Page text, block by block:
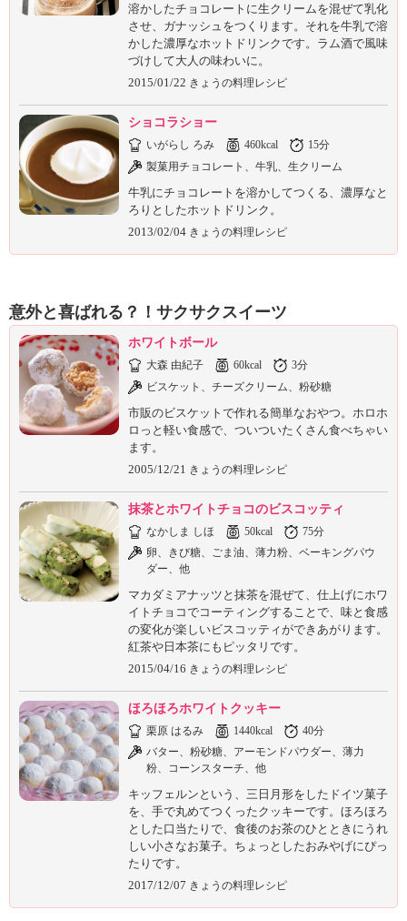
溶かしたチョコレートに生クリームを混ぜて乳化
させ、ガナッシュをつくります。それを牛乳で溶
かした濃厚なホットドリンクです。ラム酒で風味
づけして大人の味わいに。
2015/01/22 きょうの料理レシピ
ショコラショー
いがらし ろみ 460kcal
15分
製菓用チョコレート、牛乳、生クリーム
牛乳にチョコレートを溶かしてつくる、濃厚なと
ろりとしたホットドリンク。
2013/02/04 きょうの料理レシピ
意外と喜ばれる？！サクサクスイーツ
ホワイトボール
大森 由紀子 60kcal
3分
ビスケット、チーズクリーム、粉砂糖
市販のビスケットで作れる簡単なおやつ。ホロホ
ロっと軽い食感で、ついついたくさん食べちゃい
ます。
2005/12/21 きょうの料理レシピ
抹茶とホワイトチョコのビスコッティ
なかしま しほ 50kcal
75分
卵、きび糖、ごま油、薄力粉、ベーキングパウ
ダー、他
マカダミアナッツと抹茶を混ぜて、仕上げにホワ
イトチョコでコーティングすることで、味と食感
の変化が楽しいビスコッティができあがります。
紅茶や日本茶にもピッタリです。
2015/04/16 きょうの料理レシピ
ほろほろホワイトクッキー
栗原 はるみ 1440kcal
40分
バター、粉砂糖、アーモンドパウダー、薄力
粉、コーンスターチ、他
キッフェルンという、三日月形をしたドイツ菓子
を、手で丸めてつくったクッキーです。ほろほろ
とした口当たりで、食後のお茶のひとときにうれ
しい小さなお菓子。ちょっとしたおみやげにぴっ
たりです。
2017/12/07 きょうの料理レシピ